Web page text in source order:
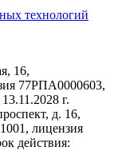
технологий
16,
77РПА0000603,
г.
д. 16,
лицензия
действия: